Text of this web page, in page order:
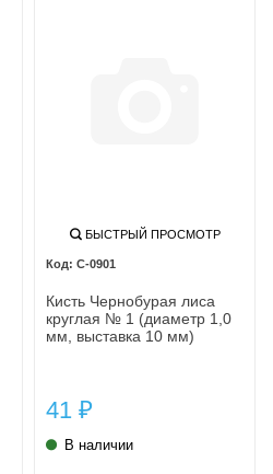
БЫСТРЫЙ ПРОСМОТР
C-0901
Кисть Чернобурая лиса
круглая № 1 (диаметр 1,0
мм, выставка 10 мм)
41 ₽
В наличии